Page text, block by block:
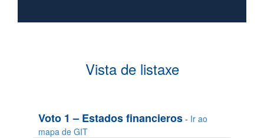
Vista de listaxe
Voto 1 – Estados financieros - Ir ao
mapa de GIT